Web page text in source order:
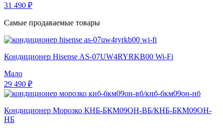
31 490 ₽
Самые продаваемые товары
Кондиционер Hisense AS-07UW4RYRKB00 Wi-Fi
Мало
29 490 ₽
Кондиционер Морозко КНБ-БКМ09ОН-ВБ/КНБ-БКМ09ОН-
НБ